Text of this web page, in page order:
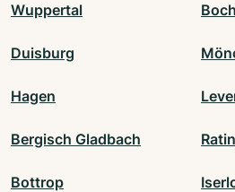
Wuppertal
Duisburg
Hagen
Bergisch Gladbach
Bottrop